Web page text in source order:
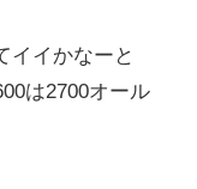
イイかなーと
は2700オール